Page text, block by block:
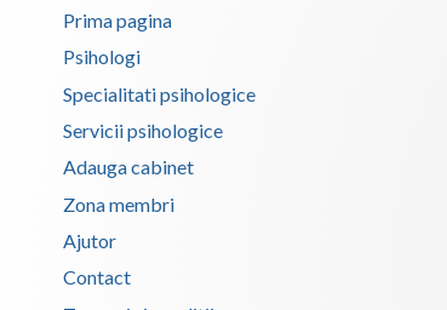
Prima pagina
Psihologi
Specialitati psihologice
Servicii psihologice
Adauga cabinet
Zona membri
Ajutor
Contact